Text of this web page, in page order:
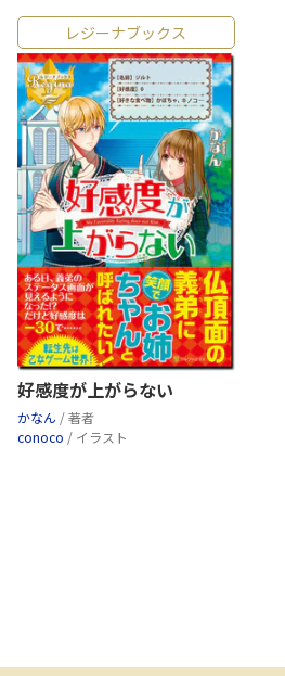
レジーナブックス
好感度が上がらない
かなん / 著者
conoco / イラスト